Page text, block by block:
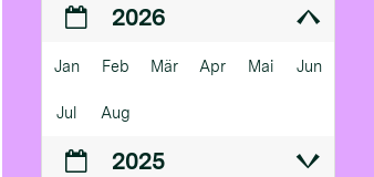
2026
Jan Feb Mär Apr Mai Jun
Jul Aug
2025